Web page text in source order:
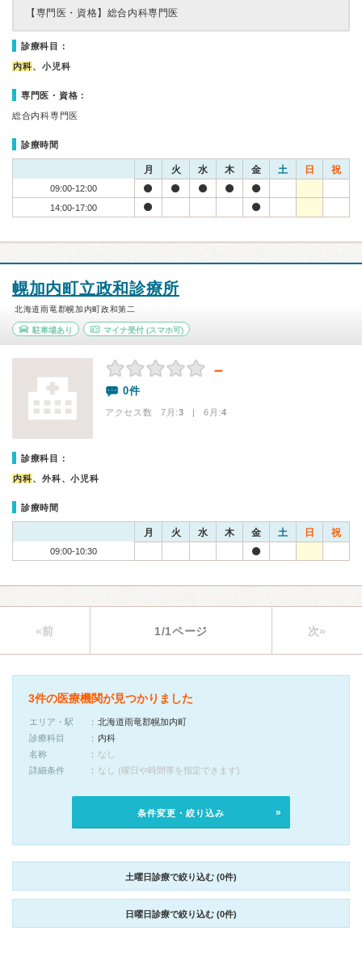
【専門医・資格】 総合内科専門医
診療科目：
内科、小児科
専門医・資格：
総合内科専門医
診療時間
月 火 水 木 金 土 日 祝
09:00-12:00
14:00-17:00
幌加内町立政和診療所
北海道雨竜郡幌加内町政和第二
駐車場あり マイナ受付(スマホ可)
－
0件
アクセス数 7月:3 | 6月:4
診療科目：
内科、外科、小児科
診療時間
月 火 水 木 金 土 日 祝
09:00-10:30
«前 1/1ページ 次»
3件の医療機関が見つかりました
エリア・駅
北海道雨竜郡幌加内町
診療科目
内科
名称
なし
詳細条件
なし (曜日や時間帯を指定できます)
条件変更・絞り込み
土曜日診療で絞り込む (0件)
日曜日診療で絞り込む (0件)